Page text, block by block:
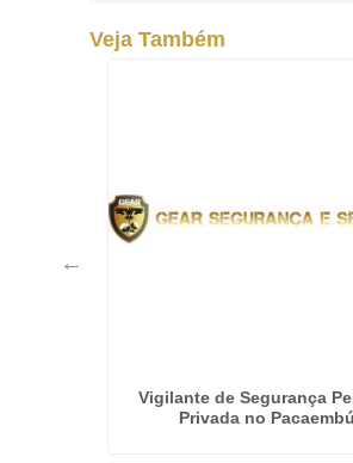
Veja Também
Vigilante de Segurança
Privada no Pacaembú